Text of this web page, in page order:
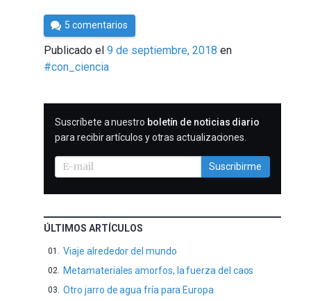
Por
Cultura
Cientifica
5 comentarios
Publicado el9 de septiembre, 2018 en
#con_ciencia
SUSCRIBIRME
Suscríbete a nuestro boletín de noticias diario
para recibir artículos y otras actualizaciones.
Suscribirme
ÚLTIMOS ARTÍCULOS
Viaje alrededor del mundo
Metamateriales amorfos, la fuerza del caos
Otro jarro de agua fría para Europa